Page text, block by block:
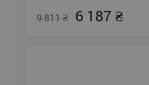
9 811
6 187